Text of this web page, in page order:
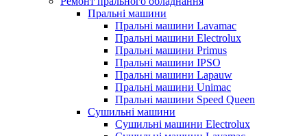
Пральні машини
Пральні машини Lavamac
Пральні машини Electrolux
Пральні машини Primus
Пральні машини IPSO
Пральні машини Lapauw
Пральні машини Unimac
Пральні машини Speed Queen
Сушильні машини
Сушильні машини Electrolux